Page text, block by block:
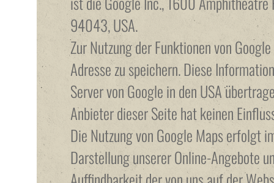
94043, USA.
Zur Nutzung der Funktionen von
Adresse zu speichern. Diese
Server von Google in den USA
Anbieter dieser Seite hat keinen
Die Nutzung von Google Maps erfolgt
Darstellung unserer Online-Angebote